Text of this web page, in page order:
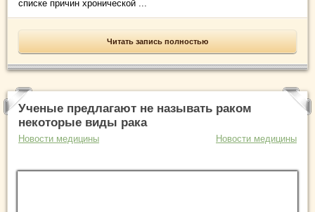
списке причин хронической ...
Читать запись полностью
Ученые предлагают не называть раком
некоторые виды рака
Новости медицины Новости медицины